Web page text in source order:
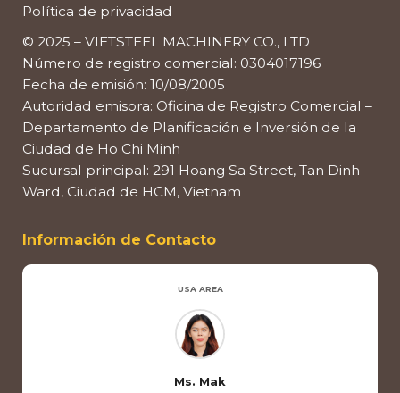
Política de privacidad
© 2025 – VIETSTEEL MACHINERY CO., LTD
Número de registro comercial: 0304017196
Fecha de emisión: 10/08/2005
Autoridad emisora: Oficina de Registro Comercial –
Departamento de Planificación e Inversión de la
Ciudad de Ho Chi Minh
Sucursal principal: 291 Hoang Sa Street, Tan Dinh
Ward, Ciudad de HCM, Vietnam
Información de Contacto
USA AREA
Ms. Mak